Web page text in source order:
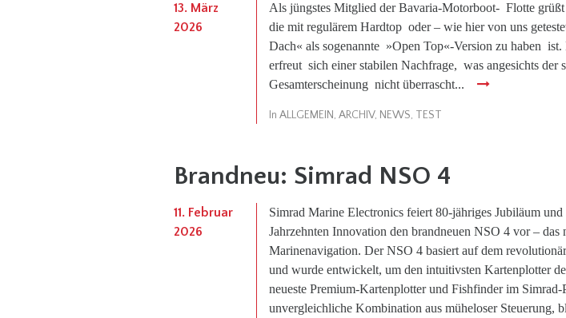
13. März
2026
Als jüngstes Mitglied der Bavaria-Motorboot- Flotte
die mit regulärem Hardtop oder – wie hier von uns
Dach« als sogenannte »Open Top«-Version zu haben
erfreut sich einer stabilen Nachfrage, was angesichts der
Gesamterscheinung nicht überrascht...
In ALLGEMEIN, ARCHIV, NEWS, TEST
Brandneu: Simrad NSO 4
11. Februar
2026
Simrad Marine Electronics feiert 80-jähriges Jubiläum
Jahrzehnten Innovation den brandneuen NSO 4 vor – das
Marinenavigation. Der NSO 4 basiert auf dem
und wurde entwickelt, um den intuitivsten Kartenplotter
neueste Premium-Kartenplotter und Fishfinder im
unvergleichliche Kombination aus müheloser Steuerung,